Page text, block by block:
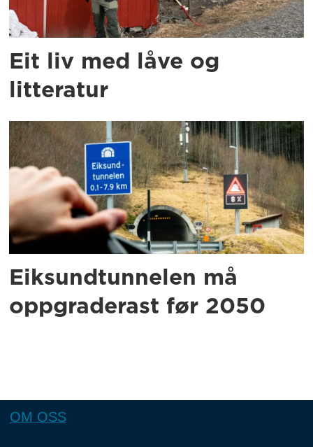
Eit liv med låve og
litteratur
Eiksundtunnelen må
oppgraderast før 2050
OM OSS